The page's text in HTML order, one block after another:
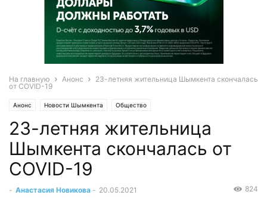
На главную Анонс
23-летняя жительница Шымкента скончалась
от COVID-19
Анонс Новости Шымкента Общество
23-летняя жительница
Шымкента скончалась от
COVID-19
- Анастасия Новикова - 20.05.2021 824